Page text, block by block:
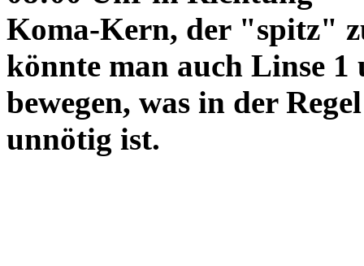
Koma-Kern, der "spitz"
könnte man auch Linse
bewegen, was in der Regel
unnötig ist.